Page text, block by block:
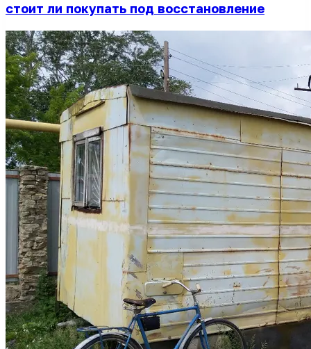
стоит ли покупать под восстановление